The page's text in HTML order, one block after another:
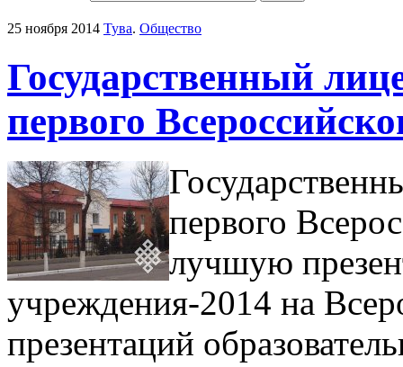
25 ноября 2014 Тува. Общество
Государственный
первого
первого
лучшую
учреждения-2014 на
презентаций